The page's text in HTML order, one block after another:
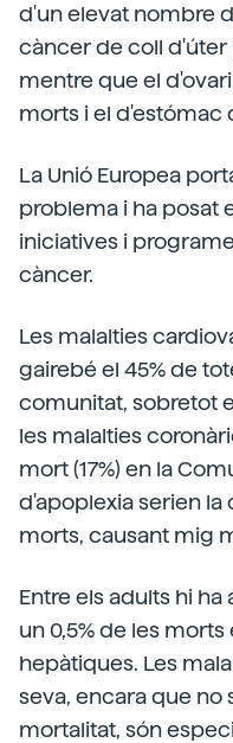
d'un elevat nombre
càncer de coll d'úter
mentre que el
morts i el d'estómac
La Unió Europea
problema i ha posat
iniciatives i
càncer.
Les malalties
gairebé el 45% de
comunitat, sobretot
les malalties
mort (17%) en la
d'apoplexia serien la
morts, causant mig
Entre els adults hi
un 0,5% de les
hepàtiques. Les
seva, encara que no
mortalitat, són